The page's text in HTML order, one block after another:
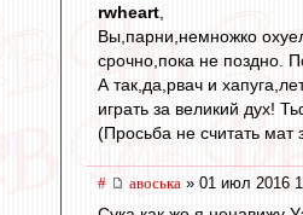
rwheart
Вы,парни,немножко
срочно,пока не поздно.
А так,да,рвач и
играть за великий дух!
(Просьба не считать мат
# авоська » 01 июл 2016